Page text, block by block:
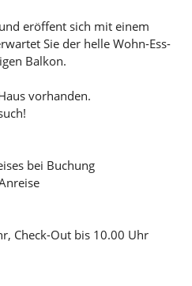
eröffent sich mit einem
Sie der helle Wohn-Ess-
Balkon.
vorhanden.
bei Buchung
Check-Out bis 10.00 Uhr